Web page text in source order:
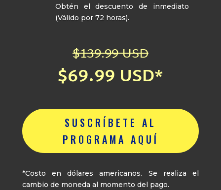
Obtén el descuento de inmediato
(Válido por 72 horas).
$139.99 USD
$69.99 USD*
SUSCRÍBETE AL
PROGRAMA AQUÍ
*Costo en dólares americanos. Se realiza el
cambio de moneda al momento del pago.